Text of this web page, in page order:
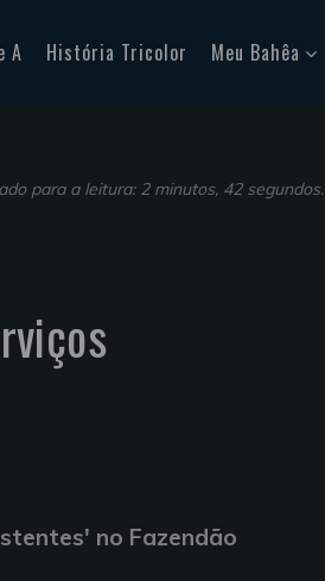
A História Tricolor Meu Bahêa
para a leitura: 2 minutos, 42 segundos.
no Fazendão